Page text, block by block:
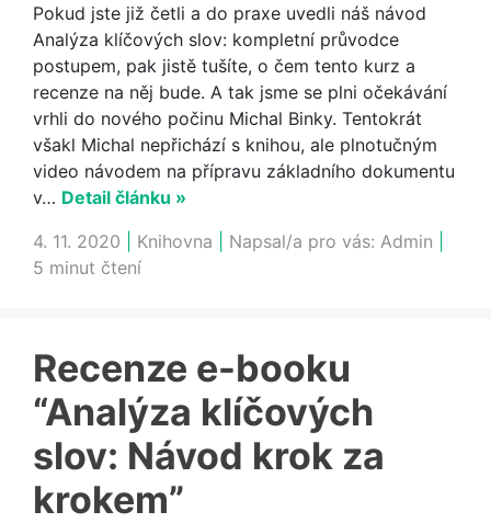
Pokud jste již četli a do praxe uvedli náš návod
Analýza klíčových slov: kompletní průvodce
postupem, pak jistě tušíte, o čem tento kurz a
recenze na něj bude. A tak jsme se plni očekávání
vrhli do nového počinu Michal Binky. Tentokrát
všakl Michal nepřichází s knihou, ale plnotučným
video návodem na přípravu základního dokumentu
v… Detail článku »
4. 11. 2020
Knihovna Napsal/a pro vás: Admin
5 minut čtení
Recenze e-booku
“Analýza klíčových
slov: Návod krok za
krokem”